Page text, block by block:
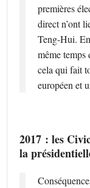
premières
direct n’ont
Teng-Hui.
même temps
cela qui fait
européen et
2017 : les
la